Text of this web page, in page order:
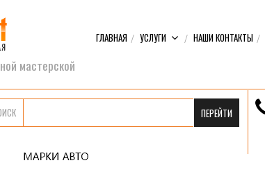
мастерской
ГЛАВНАЯ УСЛУГИ НАШИ КОНТАКТЫ